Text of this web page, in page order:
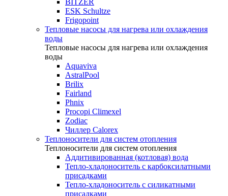
BITZER
ESK Schultze
Frigopoint
Тепловые насосы для нагрева или охлаждения
воды
Тепловые насосы для нагрева или охлаждения
воды
Aquaviva
AstralPool
Brilix
Fairland
Phnix
Procopi Climexel
Zodiac
Чиллер Calorex
Теплоносители для систем отопления
Теплоносители для систем отопления
Аддитивированная (котловая) вода
Тепло-хладоноситель с карбоксилатными
присадками
Тепло-хладоноситель с силикатными
присадками